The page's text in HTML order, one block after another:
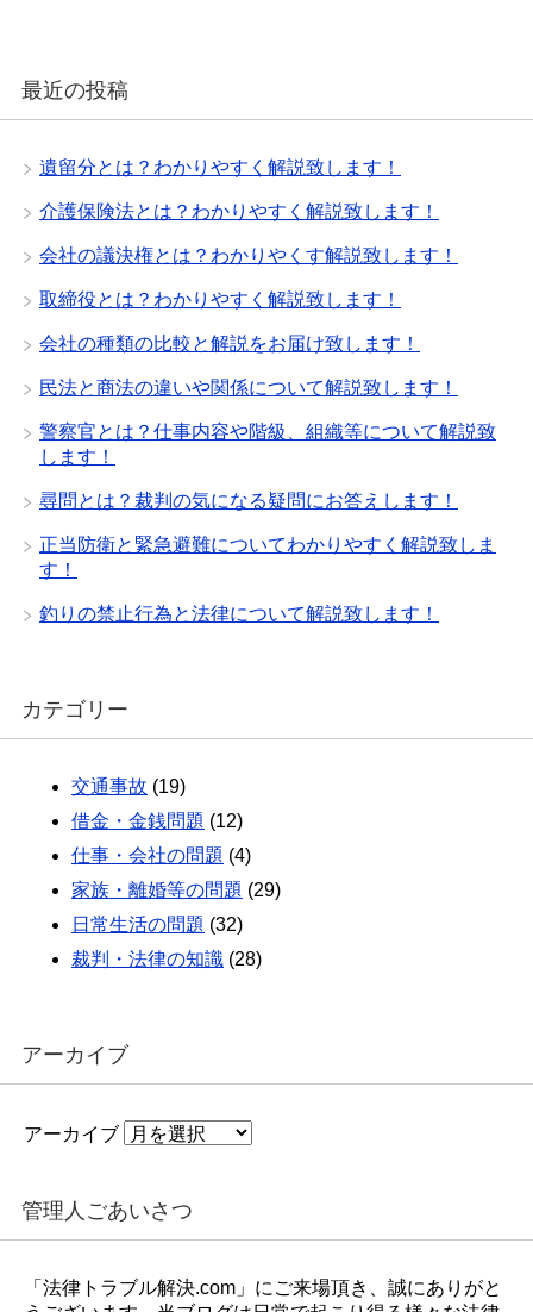
最近の投稿
遺留分とは？わかりやすく解説致します！
介護保険法とは？わかりやすく解説致します！
会社の議決権とは？わかりやくす解説致します！
取締役とは？わかりやすく解説致します！
会社の種類の比較と解説をお届け致します！
民法と商法の違いや関係について解説致します！
警察官とは？仕事内容や階級、組織等について解説致
します！
尋問とは？裁判の気になる疑問にお答えします！
正当防衛と緊急避難についてわかりやすく解説致しま
す！
釣りの禁止行為と法律について解説致します！
カテゴリー
交通事故 (19)
借金・金銭問題 (12)
仕事・会社の問題 (4)
家族・離婚等の問題 (29)
日常生活の問題 (32)
裁判・法律の知識 (28)
アーカイブ
アーカイブ
管理人ごあいさつ
「法律トラブル解決.com」にご来場頂き、誠にありがと